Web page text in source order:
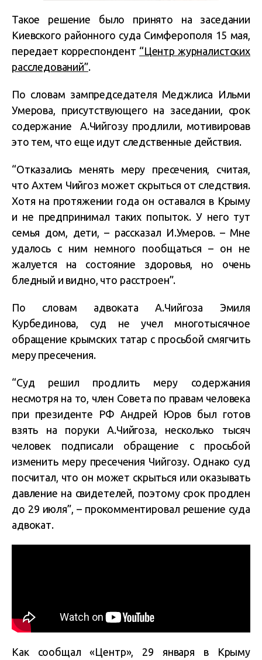
Такое решение было принято на заседании
Киевского районного суда Симферополя 15 мая,
передает корреспондент “Центр журналистских
расследований”.
По словам зампредседателя Меджлиса Ильми
Умерова, присутствующего на заседании, срок
содержание А.Чийгозу продлили, мотивировав
это тем, что еще идут следственные действия.
“Отказались менять меру пресечения, считая,
что Ахтем Чийгоз может скрыться от следствия.
Хотя на протяжении года он оставался в Крыму
и не предпринимал таких попыток. У него тут
семья дом, дети, – рассказал И.Умеров. – Мне
удалось с ним немного пообщаться – он не
жалуется на состояние здоровья, но очень
бледный и видно, что расстроен”.
По словам адвоката А.Чийгоза Эмиля
Курбединова, суд не учел многотысячное
обращение крымских татар с просьбой смягчить
меру пресечения.
“Суд решил продлить меру содержания
несмотря на то, член Совета по правам человека
при президенте РФ Андрей Юров был готов
взять на поруки А.Чийгоза, несколько тысяч
человек подписали обращение с просьбой
изменить меру пресечения Чийгозу. Однако суд
посчитал, что он может скрыться или оказывать
давление на свидетелей, поэтому срок продлен
до 29 июля”, – прокомментировал решение суда
адвокат.
Как сообщал «Центр», 29 января в Крыму